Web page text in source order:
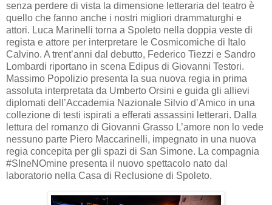
senza perdere di vista la dimensione letteraria del teatro è
quello che fanno anche i nostri migliori drammaturghi e
attori. Luca Marinelli torna a Spoleto nella doppia veste di
regista e attore per interpretare le Cosmicomiche di Italo
Calvino. A trent’anni dal debutto, Federico Tiezzi e Sandro
Lombardi riportano in scena Edipus di Giovanni Testori.
Massimo Popolizio presenta la sua nuova regia in prima
assoluta interpretata da Umberto Orsini e guida gli allievi
diplomati dell’Accademia Nazionale Silvio d’Amico in una
collezione di testi ispirati a efferati assassini letterari. Dalla
lettura del romanzo di Giovanni Grasso L’amore non lo vede
nessuno parte Piero Maccarinelli, impegnato in una nuova
regia concepita per gli spazi di San Simone. La compagnia
#SIneNOmine presenta il nuovo spettacolo nato dal
laboratorio nella Casa di Reclusione di Spoleto.